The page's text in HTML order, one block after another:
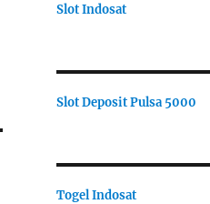
Slot Indosat
Slot Deposit Pulsa 5000
Togel Indosat